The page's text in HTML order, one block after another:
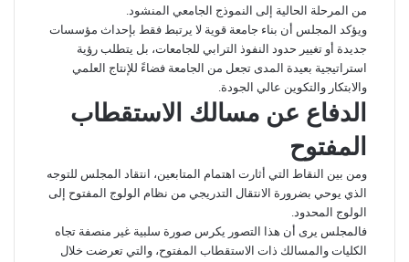
من المرحلة الحالية إلى النموذج الجامعي المنشود.
ويؤكد المجلس أن بناء جامعة قوية لا يرتبط فقط بإحداث مؤسسات
جديدة أو تغيير حدود النفوذ الترابي للجامعات، بل يتطلب رؤية
استراتيجية بعيدة المدى تجعل من الجامعة فضاءً للإنتاج العلمي
والابتكار والتكوين عالي الجودة.
الدفاع عن مسالك الاستقطاب
المفتوح
ومن بين النقاط التي أثارت اهتمام المتابعين، انتقاد المجلس للتوجه
الذي يوحي بضرورة الانتقال التدريجي من نظام الولوج المفتوح إلى
الولوج المحدود.
فالمجلس يرى أن هذا التصور يكرس صورة سلبية غير منصفة تجاه
الكليات والمسالك ذات الاستقطاب المفتوح، والتي تعرضت خلال